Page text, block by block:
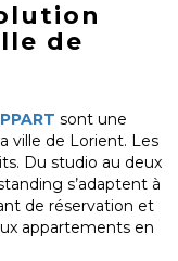
de
sont une
ville de Lorient. Les
Du studio au deux
s’adaptent à
de réservation et
appartements en